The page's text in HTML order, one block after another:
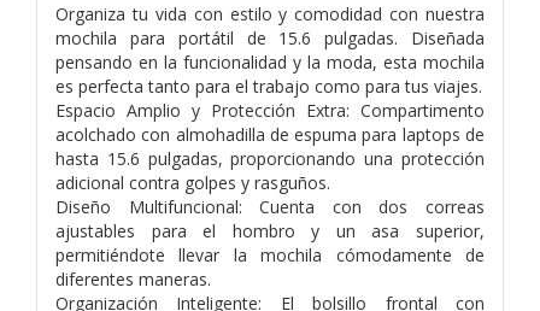
Organiza tu vida con estilo y comodidad con nuestra
mochila para portátil de 15.6 pulgadas. Diseñada
pensando en la funcionalidad y la moda, esta mochila
es perfecta tanto para el trabajo como para tus viajes.
Espacio Amplio y Protección Extra: Compartimento
acolchado con almohadilla de espuma para laptops de
hasta 15.6 pulgadas, proporcionando una protección
adicional contra golpes y rasguños.
Diseño Multifuncional: Cuenta con dos correas
ajustables para el hombro y un asa superior,
permitiéndote llevar la mochila cómodamente de
diferentes maneras.
Organización Inteligente: El bolsillo frontal con